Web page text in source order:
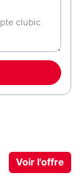
Voir l'offre